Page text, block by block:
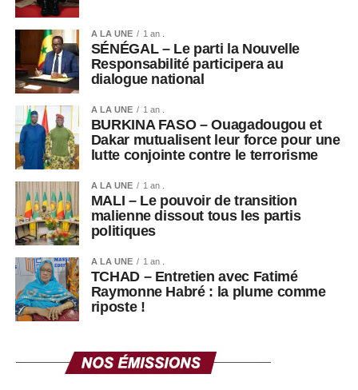
« Je pourrais être
contaminé, puis
contaminer ma famille
et mes voisins. Parfois,
je pense à arrêter »,
confie-t-il.
Dans ce contexte, les États-Unis ont annoncé une aide
supplémentaire de 242 millions de dollars pour soutenir la
riposte contre Ebola en RDC.
A LA UNE 1 an .
SÉNÉGAL – Le parti la Nouvelle
Responsabilité participera au
dialogue national
A LA UNE 1 an .
BURKINA FASO – Ouagadougou et
Dakar mutualisent leur force pour une
lutte conjointe contre le terrorisme
A LA UNE 1 an .
MALI – Le pouvoir de transition
malienne dissout tous les partis
politiques
A LA UNE 1 an .
TCHAD – Entretien avec Fatimé
Raymonne Habré : la plume comme
riposte !